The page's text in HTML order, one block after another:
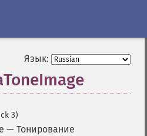
Язык:
3)
— Тонирование